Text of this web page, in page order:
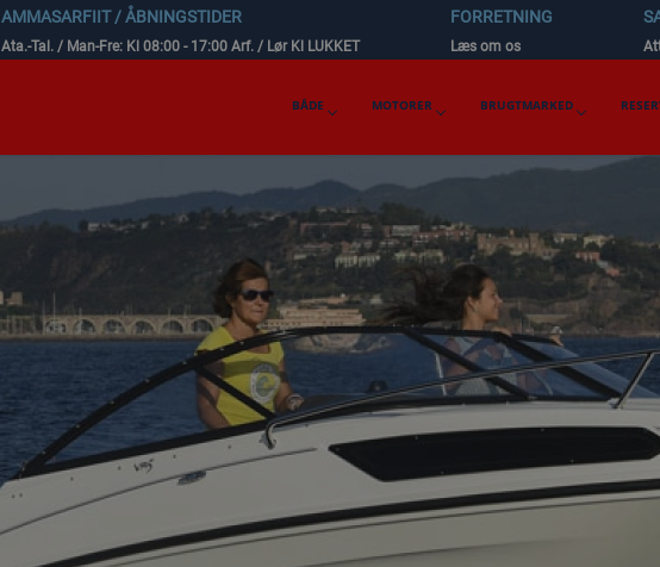
AMMASARFIIT / ÅBNINGSTIDER
Ata.-Tal. / Man-Fre: Kl 08:00 - 17:00 Arf. / Lør Kl LUKKET
FORRETNING
Læs om os
BÅDE MOTORER BRUGTMARKED